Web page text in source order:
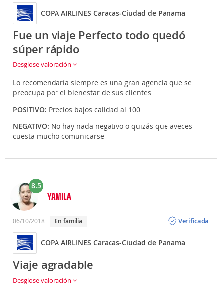
COPA AIRLINES Caracas-Ciudad de Panama
Fue un viaje Perfecto todo quedó
súper rápido
Desglose valoración
Lo recomendaría siempre es una gran agencia que se
preocupa por el bienestar de sus clientes
POSITIVO: Precios bajos calidad al 100
NEGATIVO: No hay nada negativo o quizás que aveces
cuesta mucho comunicarse
8.5
YAMILA
06/10/2018 En familia
Verificada
COPA AIRLINES Caracas-Ciudad de Panama
Viaje agradable
Desglose valoración